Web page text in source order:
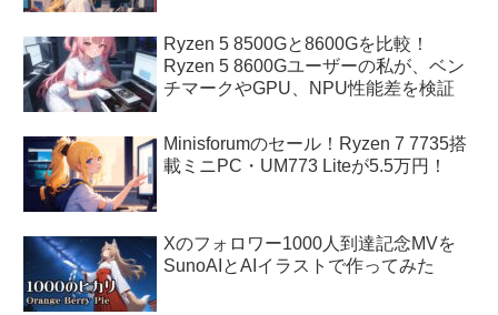
Ryzen 5 8500Gと8600Gを比較！
Ryzen 5 8600Gユーザーの私が、ベン
チマークやGPU、NPU性能差を検証
Minisforumのセール！Ryzen 7 7735搭
載ミニPC・UM773 Liteが5.5万円！
Xのフォロワー1000人到達記念MVを
SunoAIとAIイラストで作ってみた